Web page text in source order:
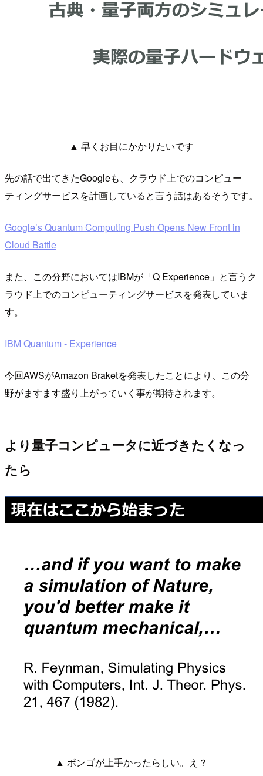
▲ 早くお目にかかりたいです
先の話で出てきたGoogleも、クラウド上でのコンピュー
ティングサービスを計画していると言う話はあるそうです。
Google’s Quantum Computing Push Opens New Front in
Cloud Battle
また、この分野においてはIBMが「Q Experience」と言うク
ラウド上でのコンピューティングサービスを発表していま
す。
IBM Quantum - Experience
今回AWSがAmazon Braketを発表したことにより、この分
野がますます盛り上がっていく事が期待されます。
より量子コンピュータに近づきたくなっ
たら
▲ ボンゴが上手かったらしい。え？